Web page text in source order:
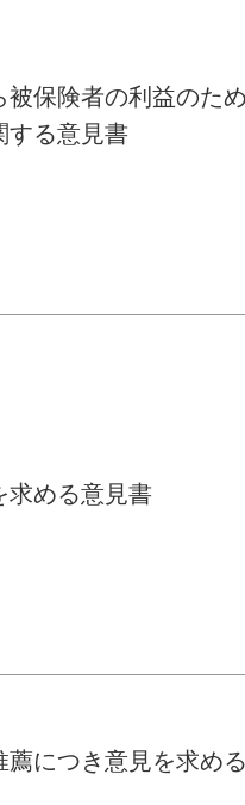
被保険者の利益のた
する意見書
求める意見書
薦につき意見を求め